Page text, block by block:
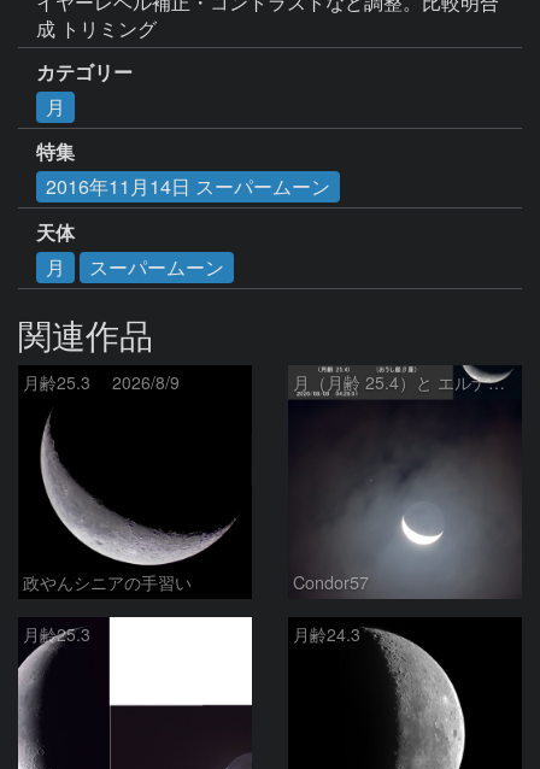
成 トリミング
カテゴリー
月
特集
2016年11月14日 スーパームーン
天体
月
スーパームーン
関連作品
月齢25.3 2026/8/9
政やんシニアの手習い
月（月齢 25.4）と エルナト（おうし座β星）
Condor57
月齢25.3 月齢24.3